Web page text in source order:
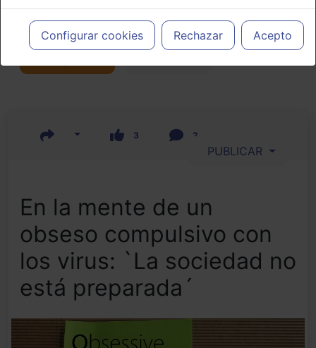
meramente informativo, siendo responsabilidad de los
profesionales facultados prescribir medicamentos y decidir, en
cada caso concreto, el tratamiento más adecuado a las
necesidades del paciente.
Configurar cookies Rechazar Acepto
Actualidad y Artículos|Coronavirus
3 2
PUBLICAR
En la mente de un
obseso compulsivo con
los virus: `La sociedad no
está preparada´